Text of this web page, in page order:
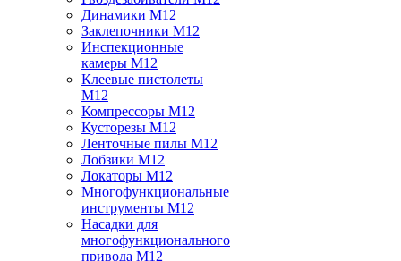
Динамики M12
Заклепочники M12
Инспекционные
камеры M12
Клеевые пистолеты
M12
Компрессоры M12
Кусторезы M12
Ленточные пилы M12
Лобзики M12
Локаторы M12
Многофункциональные
инструменты M12
Насадки для
многофункционального
привода M12